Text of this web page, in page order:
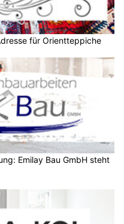
für Orientteppiche
Emilay Bau GmbH steht